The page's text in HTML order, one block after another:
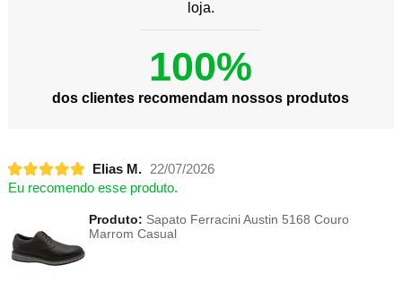
loja.
100%
dos clientes recomendam nossos produtos
Elias M.
22/07/2026
Eu recomendo esse produto.
Produto: Sapato Ferracini Austin 5168 Couro
Marrom Casual